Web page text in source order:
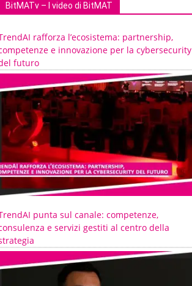
BitMATv – I video di BitMAT
rafforza l’ecosistema: partnership,
e innovazione per la cybersecurity
futuro
punta sul canale: competenze,
e servizi gestiti al centro della